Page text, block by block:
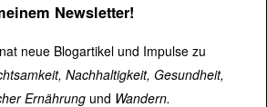
Newsletter!
neue Blogartikel und Impulse zu
Nachhaltigkeit, Gesundheit,
Ernährung und Wandern.